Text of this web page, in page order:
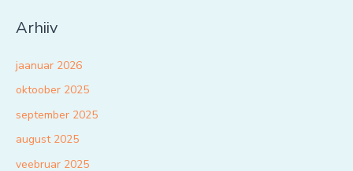
Arhiiv
jaanuar 2026
oktoober 2025
september 2025
august 2025
veebruar 2025